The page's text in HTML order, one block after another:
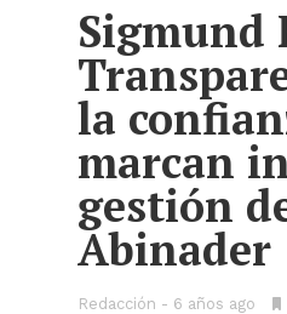
Sigmund
la
marcan
gestión
Abinader
Redacción 6 años ago